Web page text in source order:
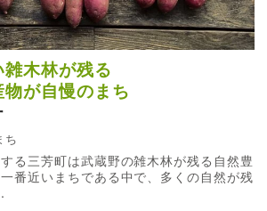
木林が残る
が自慢のまち
ち
る三芳町は武蔵野の雑木林が残る自然豊
番近いまちである中で、多くの自然が残